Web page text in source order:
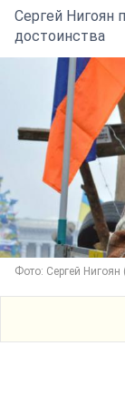
Сергей Нигоян
достоинства
Фото: Сергей Нигоян